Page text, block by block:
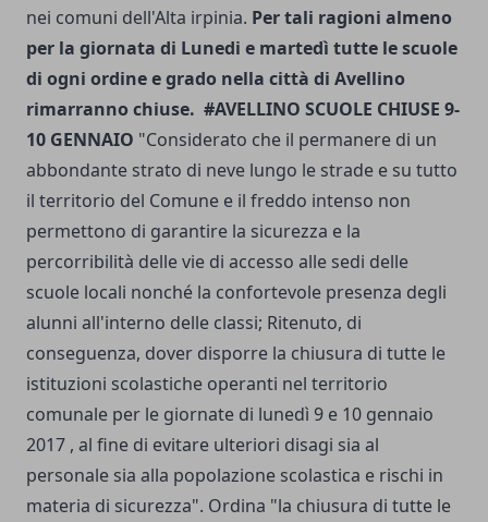
nei comuni dell'Alta irpinia. Per tali ragioni almeno
per la giornata di Lunedi e martedì tutte le scuole
di ogni ordine e grado nella città di Avellino
rimarranno chiuse. #AVELLINO SCUOLE CHIUSE 9-
10 GENNAIO "Considerato che il permanere di un
abbondante strato di neve lungo le strade e su tutto
il territorio del Comune e il freddo intenso non
permettono di garantire la sicurezza e la
percorribilità delle vie di accesso alle sedi delle
scuole locali nonché la confortevole presenza degli
alunni all'interno delle classi; Ritenuto, di
conseguenza, dover disporre la chiusura di tutte le
istituzioni scolastiche operanti nel territorio
comunale per le giornate di lunedì 9 e 10 gennaio
2017 , al fine di evitare ulteriori disagi sia al
personale sia alla popolazione scolastica e rischi in
materia di sicurezza". Ordina "la chiusura di tutte le